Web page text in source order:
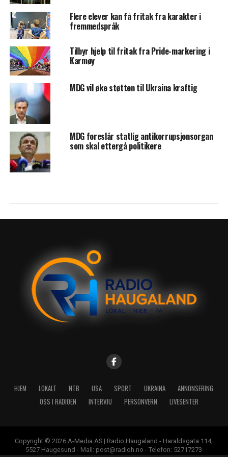
Flere elever kan få fritak fra karakter i
fremmedspråk
Tilbyr hjelp til fritak fra Pride-markering i
Karmøy
MDG vil øke støtten til Ukraina kraftig
MDG foreslår statlig antikorrupsjonsorgan
som skal ettergå politikere
HJEM LOKALT NTB USA SPORT UKRAINA
ANNONSERING
OSS I RADIOEN
INTERVJU PERSONVERN LIVESENTER
Copyright © 2026 A-Media AS | Radio Haugaland - Haraldsgata 114,
5527 Haugesund - Mail: post@radioh.no - Telefon: 52717273